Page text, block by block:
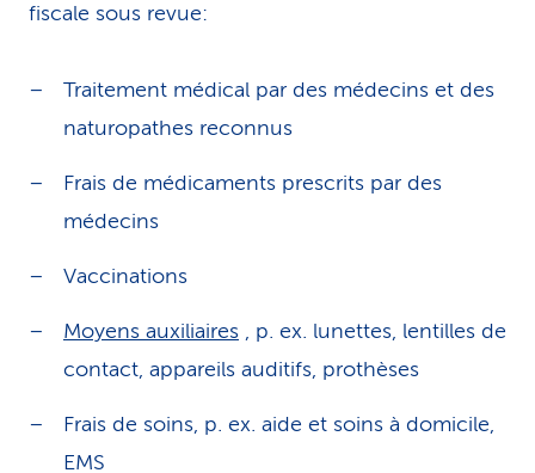
fiscale sous revue:
Traitement médical par des médecins et des
naturopathes reconnus
Frais de médicaments prescrits par des
médecins
Vaccinations
Moyens auxiliaires , p. ex. lunettes, lentilles de
contact, appareils auditifs, prothèses
Frais de soins, p. ex. aide et soins à domicile,
EMS